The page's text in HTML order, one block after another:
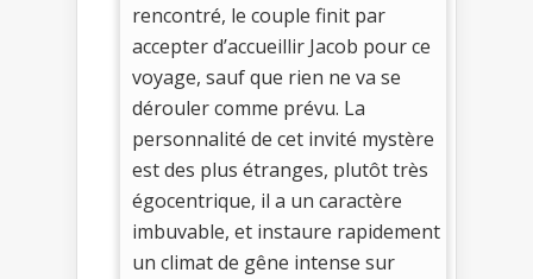
rencontré, le couple finit par
accepter d’accueillir Jacob pour ce
voyage, sauf que rien ne va se
dérouler comme prévu. La
personnalité de cet invité mystère
est des plus étranges, plutôt très
égocentrique, il a un caractère
imbuvable, et instaure rapidement
un climat de gêne intense sur